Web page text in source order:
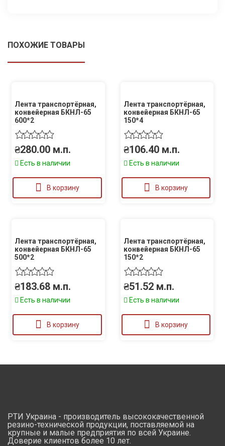
ПОХОЖИЕ ТОВАРЫ
Лента транспортёрная,
конвейерная БКНЛ-65
600*2
₴280.00 м.п.
Есть в наличии
В корзину
Лента транспортёрная,
конвейерная БКНЛ-65
150*4
₴106.40 м.п.
Есть в наличии
В корзину
Лента транспортёрная,
конвейерная БКНЛ-65
500*2
₴183.68 м.п.
Есть в наличии
В корзину
Лента транспортёрная,
конвейерная БКНЛ-65
150*2
₴51.52 м.п.
Есть в наличии
В корзину
РТИ Украина - производитель высококачественной
резино-технической продукции, поставляемой на
крупные и малые предприятия по всей Украине.
Доверие клиентов более 10 лет.